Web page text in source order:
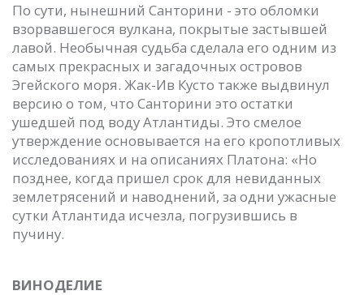
По сути, нынешний Санторини - это обломки
взорвавшегося вулкана, покрытые застывшей
лавой. Необычная судьба сделала его одним из
самых прекрасных и загадочных островов
Эгейского моря. Жак-Ив Кусто также выдвинул
версию о том, что Санторини это остатки
ушедшей под воду Атлантиды. Это смелое
утверждение основывается на его кропотливых
исследованиях и на описаниях Платона: «Но
позднее, когда пришел срок для невиданных
землетрясений и наводнений, за одни ужасные
сутки Атлантида исчезла, погрузившись в
пучину.
ВИНОДЕЛИЕ